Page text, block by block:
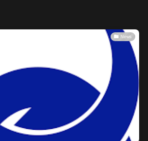
News